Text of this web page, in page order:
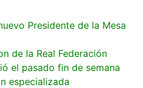
Presidente de la Mesa
de la Real Federación
el pasado fin de semana
especializada